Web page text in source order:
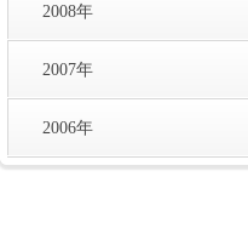
2008年
2007年
2006年